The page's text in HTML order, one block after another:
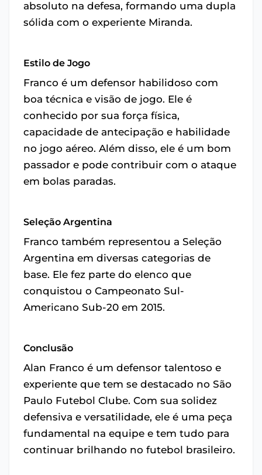
absoluto na defesa, formando uma dupla
sólida com o experiente Miranda.
Estilo de Jogo
Franco é um defensor habilidoso com
boa técnica e visão de jogo. Ele é
conhecido por sua força física,
capacidade de antecipação e habilidade
no jogo aéreo. Além disso, ele é um bom
passador e pode contribuir com o ataque
em bolas paradas.
Seleção Argentina
Franco também representou a Seleção
Argentina em diversas categorias de
base. Ele fez parte do elenco que
conquistou o Campeonato Sul-
Americano Sub-20 em 2015.
Conclusão
Alan Franco é um defensor talentoso e
experiente que tem se destacado no São
Paulo Futebol Clube. Com sua solidez
defensiva e versatilidade, ele é uma peça
fundamental na equipe e tem tudo para
continuar brilhando no futebol brasileiro.